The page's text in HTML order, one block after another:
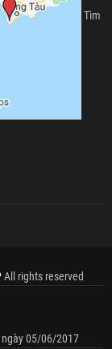
Tìm
All rights reserved
ngày 05/06/2017